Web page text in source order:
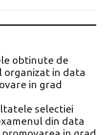
obtinute de
organizat in data
in grad
selectiei
din data